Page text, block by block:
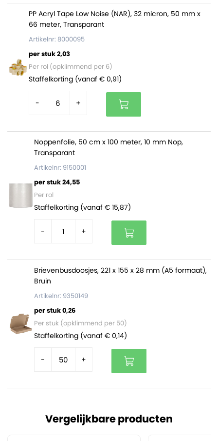
Razendsnel op te zetten dankzij autolock bodem
Gemakkelijk sluiten met plakstrip, dus geen tape
nodig
Ontvanger kan de doos gemakkelijk openen met
scheurstrip
Volledig recyclebaar en FSC gecertificeerd
De dozen zijnper 10 stuks gebundeld
pallet zitten 960 dozen (96 bundels).
PP Acryl Tape Low Noise (NAR), 32 micron, 50 mm x
66 meter, Transparant
Artikelnr: 8000095
per stuk 2,03
Per rol (opklimmend per 6)
Staffelkorting (vanaf € 0,91)
- +
Noppenfolie, 50 cm x 100 meter, 10 mm Nop,
Transparant
Artikelnr: 9150001
per stuk 24,55
Per rol
Staffelkorting (vanaf € 15,87)
- +
Brievenbusdoosjes, 221 x 155 x 28 mm (A5 formaat),
Bruin
Artikelnr: 9350149
per stuk 0,26
Per stuk (opklimmend per 50)
Staffelkorting (vanaf € 0,14)
- +
Vergelijkbare producten